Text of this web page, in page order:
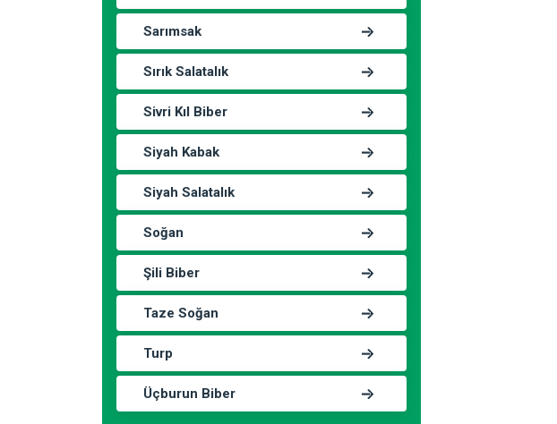
Sarımsak
Sırık Salatalık
Sivri Kıl Biber
Siyah Kabak
Siyah Salatalık
Soğan
Şili Biber
Taze Soğan
Turp
Üçburun Biber